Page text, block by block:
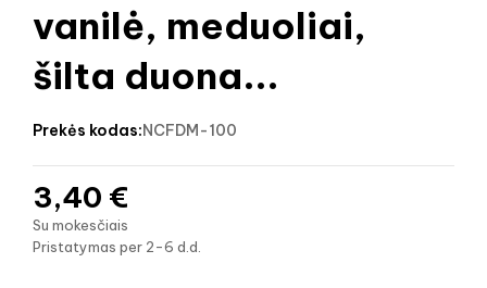
vanilė, meduoliai,
šilta duona...
prekės kodas:NCFDM-100
3,40 €
Su mokesčiais
Pristatymas per 2-6 d.d.